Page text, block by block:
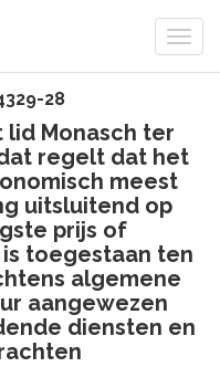
28
lid Monasch ter
regelt dat het
meest
uitsluitend op
prijs of
toegestaan ten
algemene
aangewezen
diensten en